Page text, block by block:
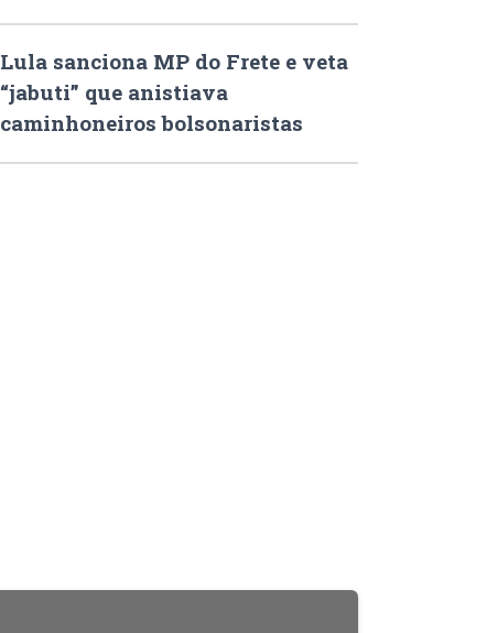
Lula sanciona MP do Frete e veta
“jabuti” que anistiava
caminhoneiros bolsonaristas